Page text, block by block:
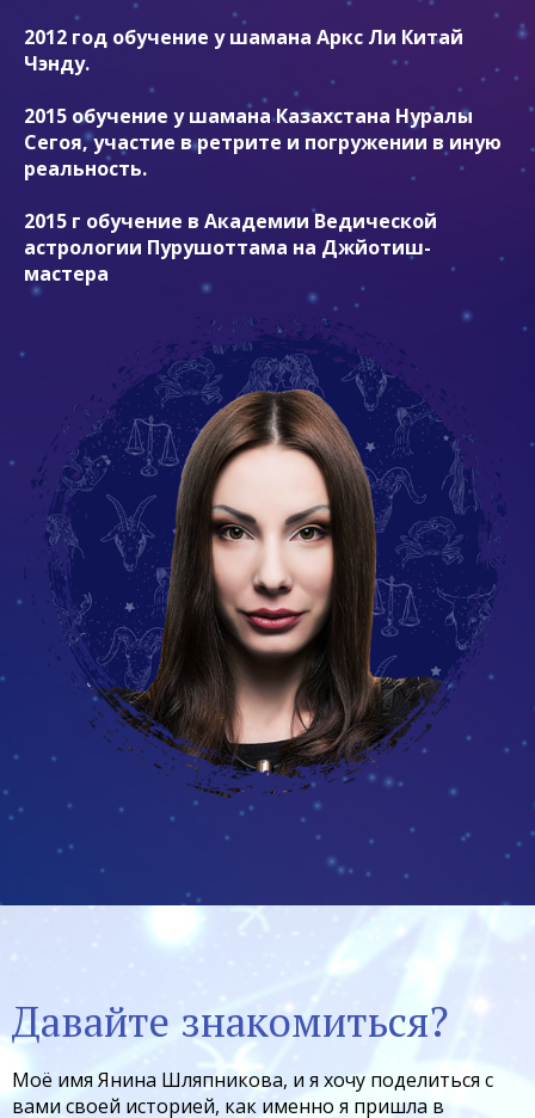
2012 год обучение у шамана Аркс Ли Китай
Чэнду.
2015 обучение у шамана Казахстана Нуралы
Сегоя, участие в ретрите и погружении в иную
реальность.
2015 г обучение в Академии Ведической
астрологии Пурушоттама на Джйотиш-
мастера
Давайте знакомиться?
Моё имя Янина Шляпникова, и я хочу поделиться с
вами своей историей, как именно я пришла в